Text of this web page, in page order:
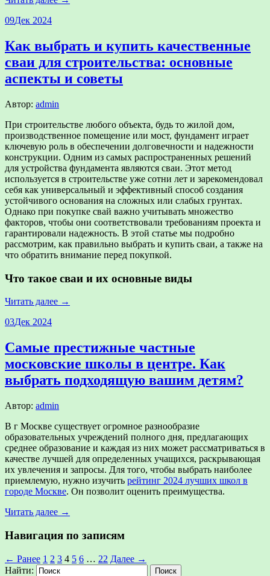
09Дек 2024
Как выбрать и купить качественные
сваи для строительства: основные
аспекты и советы
Автор: admin
При строительстве любого объекта, будь то жилой дом,
производственное помещение или мост, фундамент играет
ключевую роль в обеспечении долговечности и надежности
конструкции. Одним из самых распространенных решений
для устройства фундамента являются сваи. Этот метод
используется в строительстве уже сотни лет и зарекомендовал
себя как универсальный и эффективный способ создания
устойчивого основания на сложных или слабых грунтах.
Однако при покупке свай важно учитывать множество
факторов, чтобы они соответствовали требованиям проекта и
гарантировали надежность. В этой статье мы подробно
рассмотрим, как правильно выбрать и купить сваи, а также на
что обратить внимание перед покупкой.
Что такое сваи и их основные виды
Читать далее →
03Дек 2024
Самые престижные частные
московские школы в центре. Как
выбрать подходящую вашим детям?
Автор: admin
В г Москве существует огромное разнообразие
образовательных учреждений полного дня, предлагающих
среднее образование и каждая из них может рассматриваться в
качестве лучшей для определенных учащихся, раскрывающая
их увлечения и запросы. Для того, чтобы выбрать наиболее
приемлемую, нужно изучить рейтинг 2024 лучших школ в
городе Москве. Он позволит оценить преимущества.
Читать далее →
Навигация по записям
← Ранее 1 2 3 4 5 6 … 22 Далее →
Найти: